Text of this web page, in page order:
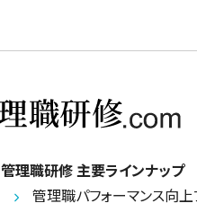
管理職研修 主要ラインナップ
管理職パフォーマンス向上